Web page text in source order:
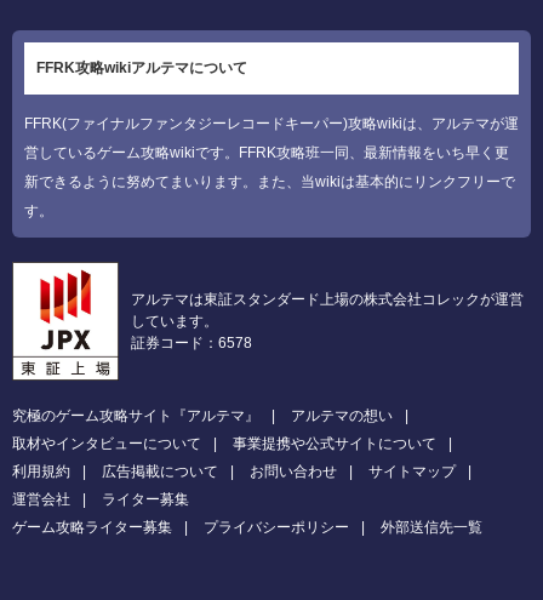
FFRK攻略wikiアルテマについて
FFRK(ファイナルファンタジーレコードキーパー)攻略wikiは、アルテマが運
営しているゲーム攻略wikiです。FFRK攻略班一同、最新情報をいち早く更
新できるように努めてまいります。また、当wikiは基本的にリンクフリーで
す。
アルテマは東証スタンダード上場の株式会社コレックが運営
しています。
証券コード：6578
究極のゲーム攻略サイト『アルテマ』
アルテマの想い
取材やインタビューについて
事業提携や公式サイトについて
利用規約
広告掲載について お問い合わせ
サイトマップ
運営会社
ライター募集
ゲーム攻略ライター募集
プライバシーポリシー 外部送信先一覧